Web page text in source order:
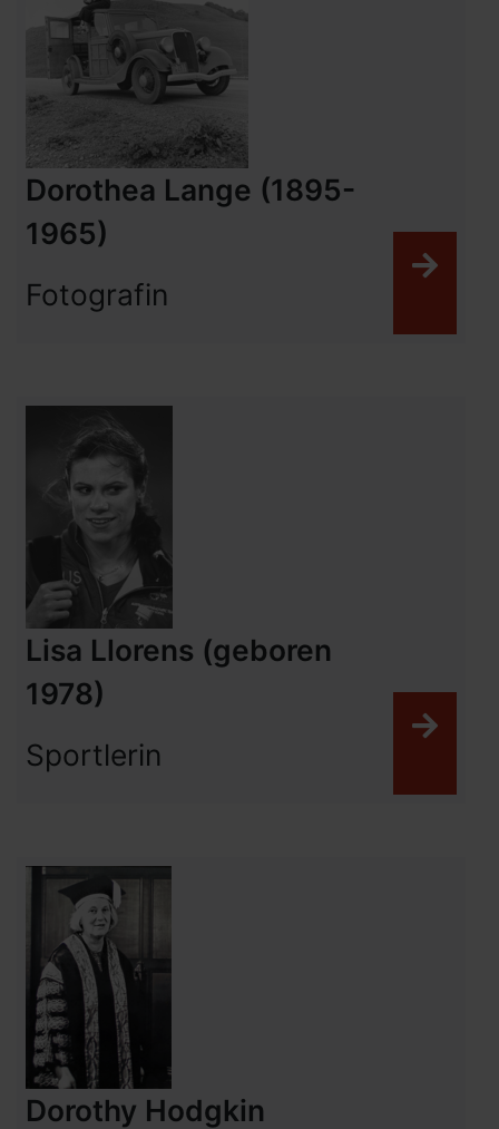
Dorothea Lange (1895-
1965)
Fotografin
Lisa Llorens (geboren
1978)
Sportlerin
Dorothy Hodgkin